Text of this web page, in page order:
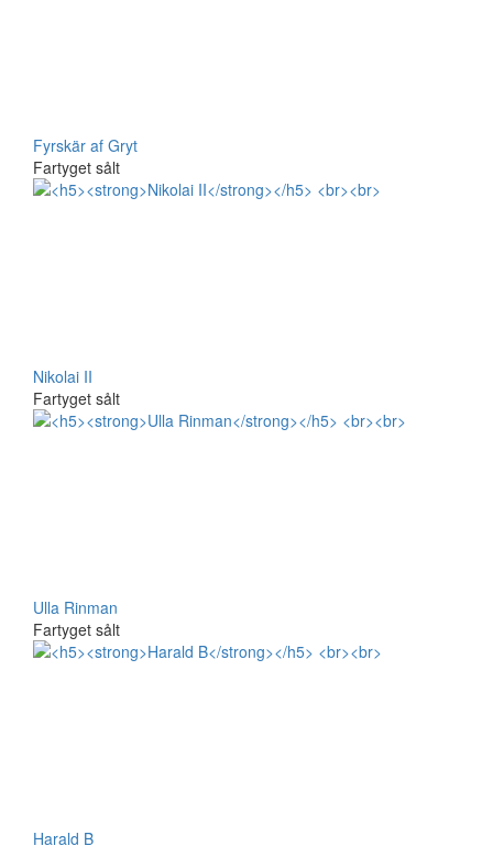
Fyrskär af Gryt
Fartyget sålt
Nikolai II
Fartyget sålt
Ulla Rinman
Fartyget sålt
Harald B